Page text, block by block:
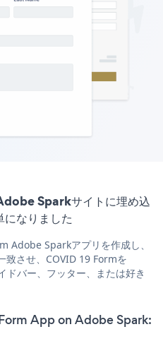
Sparkサイトに埋め込
なりました
Adobe Sparkアプリを作成し、
致させ、COVID 19 Formを
バー、フッター、または好き
App on Adobe Spark: